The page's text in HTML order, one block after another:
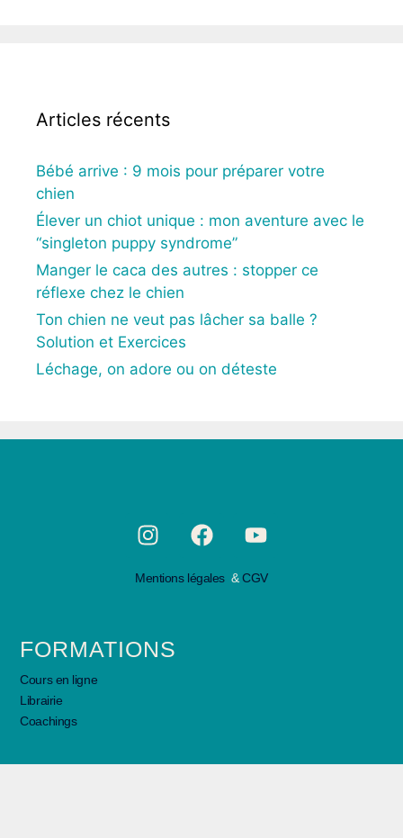
Articles récents
Bébé arrive : 9 mois pour préparer votre
chien
Élever un chiot unique : mon aventure avec le
“singleton puppy syndrome”
Manger le caca des autres : stopper ce
réflexe chez le chien
Ton chien ne veut pas lâcher sa balle ?
Solution et Exercices
Léchage, on adore ou on déteste
Mentions légales&CGV
FORMATIONS
Cours en ligne
Librairie
Coachings